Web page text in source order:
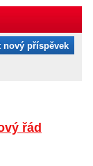
nový příspěvek
řád